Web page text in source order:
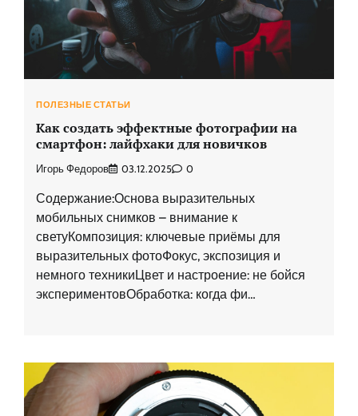
ПОЛЕЗНЫЕ СТАТЬИ
Как создать эффектные фотографии на
смартфон: лайфхаки для новичков
Игорь Федоров 03.12.2025 0
Содержание:Основа выразительных
мобильных снимков – внимание к
светуКомпозиция: ключевые приёмы для
выразительных фотоФокус, экспозиция и
немного техникиЦвет и настроение: не бойся
экспериментовОбработка: когда фи…